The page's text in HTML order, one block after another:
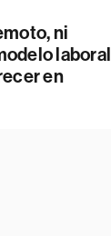
ni
laboral
en